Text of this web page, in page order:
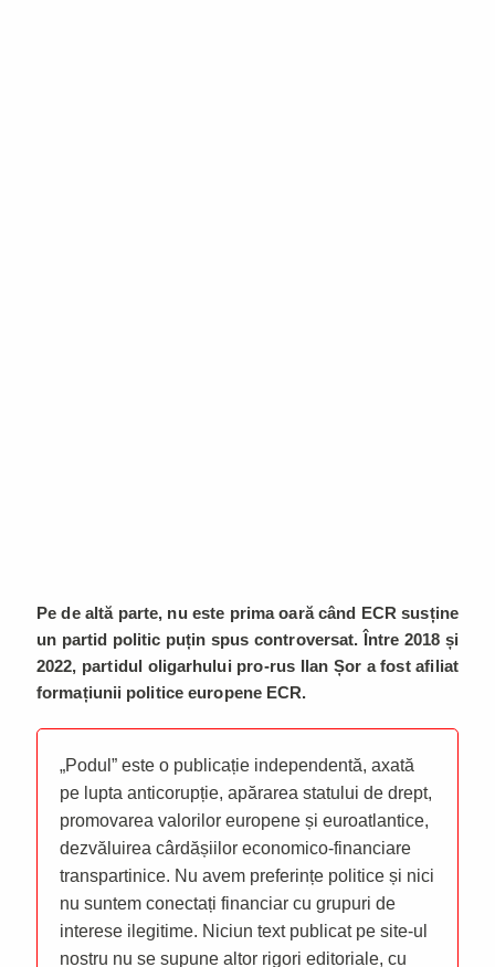
Pe de altă parte, nu este prima oară când ECR susține
un partid politic puțin spus controversat. Între 2018 și
2022, partidul oligarhului pro-rus Ilan Șor a fost afiliat
formațiunii politice europene ECR.
„Podul” este o publicație independentă, axată
pe lupta anticorupție, apărarea statului de drept,
promovarea valorilor europene și euroatlantice,
dezvăluirea cârdășiilor economico-financiare
transpartinice. Nu avem preferințe politice și nici
nu suntem conectați financiar cu grupuri de
interese ilegitime. Niciun text publicat pe site-ul
nostru nu se supune altor rigori editoriale, cu